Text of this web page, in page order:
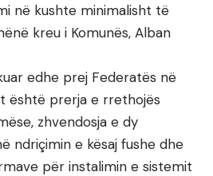
në kushte minimalisht të
kreu i Komunës, Alban
edhe prej Federatës në
është prerja e rrethojës
zhvendosja e dy
ndriçimin e kësaj fushe dhe
për instalimin e sistemit